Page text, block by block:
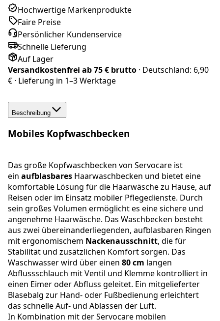
Hochwertige Markenprodukte
Faire Preise
Persönlicher Kundenservice
Schnelle Lieferung
Auf Lager
Versandkostenfrei ab75 € brutto · Deutschland: 6,90
€ · Lieferung in 1–3 Werktage
Beschreibung
Mobiles Kopfwaschbecken
Das große Kopfwaschbecken von Servocare ist
ein aufblasbares Haarwaschbecken und bietet eine
komfortable Lösung für die Haarwäsche zu Hause, auf
Reisen oder im Einsatz mobiler Pflegedienste. Durch
sein großes Volumen ermöglicht es eine sichere und
angenehme Haarwäsche. Das Waschbecken besteht
aus zwei übereinanderliegenden, aufblasbaren Ringen
mit ergonomischem Nackenausschnitt, die für
Stabilität und zusätzlichen Komfort sorgen. Das
Waschwasser wird über einen 80 cm langen
Abflussschlauch mit Ventil und Klemme kontrolliert in
einen Eimer oder Abfluss geleitet. Ein mitgelieferter
Blasebalg zur Hand- oder Fußbedienung erleichtert
das schnelle Auf- und Ablassen der Luft.
In Kombination mit der Servocare mobilen